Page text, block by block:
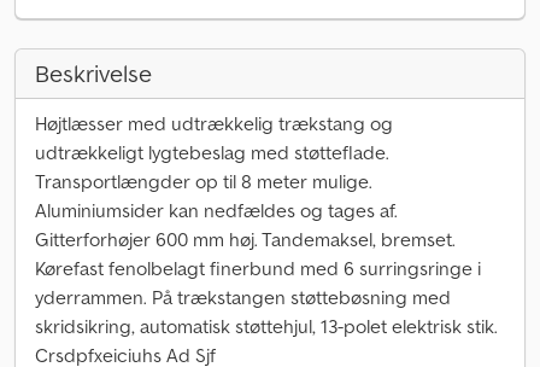
Beskrivelse
Højtlæsser med udtrækkelig trækstang og
udtrækkeligt lygtebeslag med støtteflade.
Transportlængder op til 8 meter mulige.
Aluminiumsider kan nedfældes og tages af.
Gitterforhøjer 600 mm høj. Tandemaksel, bremset.
Kørefast fenolbelagt finerbund med 6 surringsringe i
yderrammen. På trækstangen støttebøsning med
skridsikring, automatisk støttehjul, 13-polet elektrisk stik.
Crsdpfxeiciuhs Ad Sjf